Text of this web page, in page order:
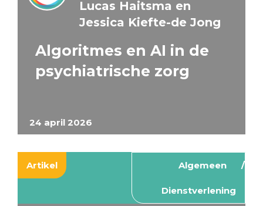
24 april 2026
Lucas Haitsma en
Jessica Kiefte-de Jong
Algoritmes en AI in de
psychiatrische zorg
Artikel Algemeen
Dienstverlening